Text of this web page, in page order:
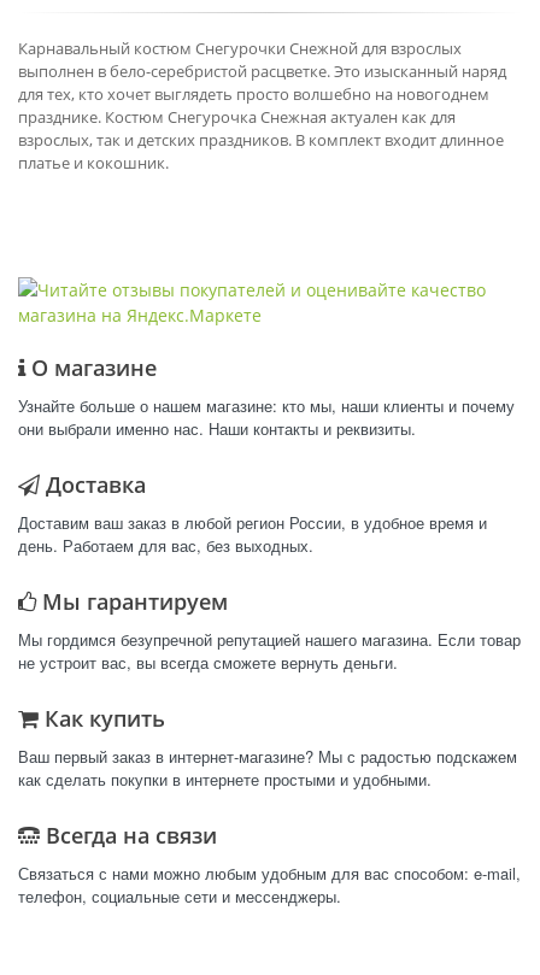
Карнавальный костюм Снегурочки Снежной для взрослых
выполнен в бело-серебристой расцветке. Это изысканный наряд
для тех, кто хочет выглядеть просто волшебно на новогоднем
празднике. Костюм Снегурочка Снежная актуален как для
взрослых, так и детских праздников. В комплект входит длинное
платье и кокошник.
О магазине
Узнайте больше о нашем магазине: кто мы, наши клиенты и почему
они выбрали именно нас. Наши контакты и реквизиты.
Доставка
Доставим ваш заказ в любой регион России, в удобное время и
день. Работаем для вас, без выходных.
Мы гарантируем
Мы гордимся безупречной репутацией нашего магазина. Если товар
не устроит вас, вы всегда сможете вернуть деньги.
Как купить
Ваш первый заказ в интернет-магазине? Мы с радостью подскажем
как сделать покупки в интернете простыми и удобными.
Всегда на связи
Связаться с нами можно любым удобным для вас способом: e-mail,
телефон, социальные сети и мессенджеры.